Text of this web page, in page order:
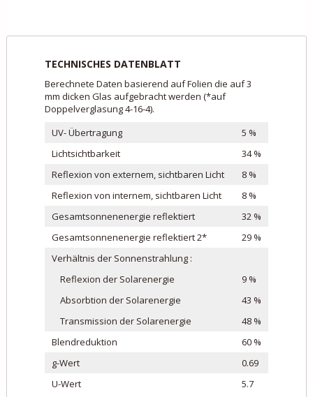
TECHNISCHES DATENBLATT
Berechnete Daten basierend auf Folien die auf 3
mm dicken Glas aufgebracht werden (*auf
Doppelverglasung 4-16-4).
UV- Übertragung
5 %
Lichtsichtbarkeit
34 %
Reflexion von externem, sichtbaren Licht
8 %
Reflexion von internem, sichtbaren Licht
8 %
Gesamtsonnenenergie reflektiert
32 %
Gesamtsonnenenergie reflektiert 2*
29 %
Verhältnis der Sonnenstrahlung :
Reflexion der Solarenergie
9 %
Absorbtion der Solarenergie
43 %
Transmission der Solarenergie
48 %
Blendreduktion
60 %
g-Wert
0.69
U-Wert
5.7